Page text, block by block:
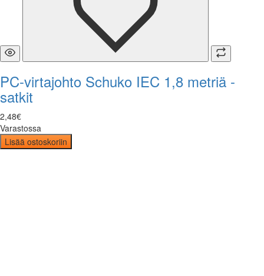
PC-virtajohto Schuko IEC 1,8 metriä -
satkit
2,48€
Varastossa
Lisää ostoskoriin